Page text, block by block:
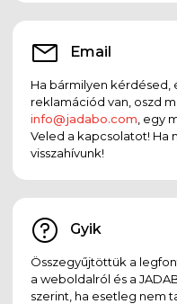
Email
Ha bármilyen
reklamációd van, oszd
info@jadabo.com , egy
Veled a kapcsolatot! Ha
visszahívunk!
Gyik
Összegyűjtöttük a
a weboldalról és a
szerint, ha esetleg nem